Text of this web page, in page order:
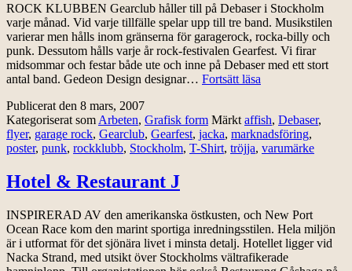
ROCK KLUBBEN Gearclub håller till på Debaser i Stockholm
varje månad. Vid varje tillfälle spelar upp till tre band. Musikstilen
varierar men hålls inom gränserna för garagerock, rocka-billy och
punk. Dessutom hålls varje år rock-festivalen Gearfest. Vi firar
midsommar och festar både ute och inne på Debaser med ett stort
antal band. Gedeon Design designar… Fortsätt läsa
affisher
Publicerat den 8 mars, 2007
Kategoriserat som Arbeten, Grafisk form Märkt affish, Debaser,
flyer, garage rock, Gearclub, Gearfest, jacka, marknadsföring,
poster, punk, rockklubb, Stockholm, T-Shirt, tröjja, varumärke
Hotel & Restaurant J
INSPIRERAD AV den amerikanska östkusten, och New Port
Ocean Race kom den marint sportiga inredningsstilen. Hela miljön
är i utformat för det sjönära livet i minsta detalj. Hotellet ligger vid
Nacka Strand, med utsikt över Stockholms vältrafikerade